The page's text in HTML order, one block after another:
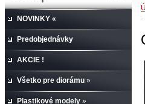
NOVINKY «
Predobjednávky
AKCIE !
Všetko pre diorámu »
Plastikové modely »